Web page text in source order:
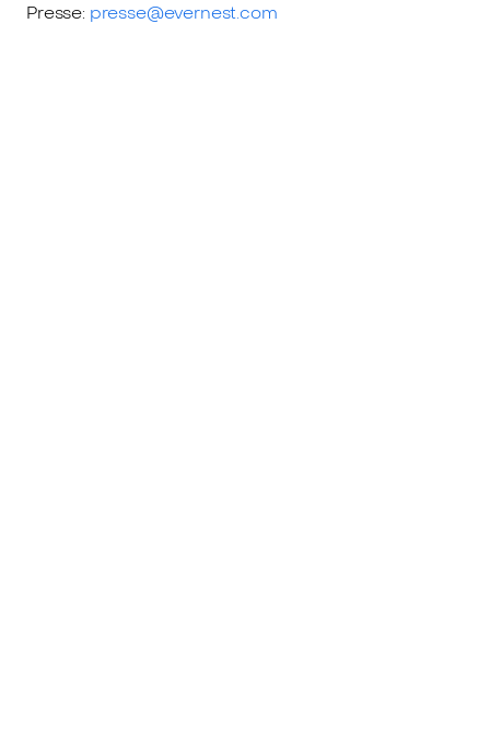
Presse: presse@evernest.com